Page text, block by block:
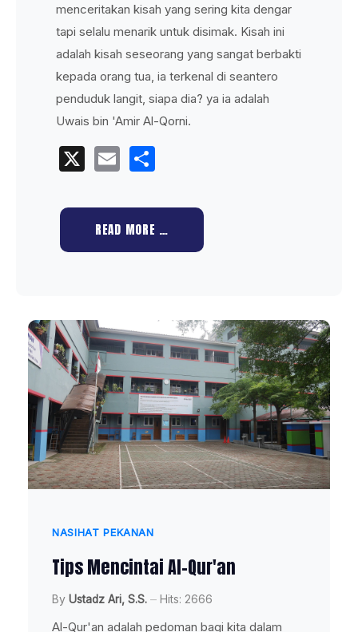
menceritakan kisah yang sering kita dengar
tapi selalu menarik untuk disimak. Kisah ini
adalah kisah seseorang yang sangat berbakti
kepada orang tua, ia terkenal di seantero
penduduk langit, siapa dia? ya ia adalah
Uwais bin 'Amir Al-Qorni.
X Email
READ MORE …
NASIHAT PEKANAN
Tips Mencintai Al-Qur'an
By Ustadz Ari, S.S. Hits: 2666
Al-Qur'an adalah pedoman bagi kita dalam